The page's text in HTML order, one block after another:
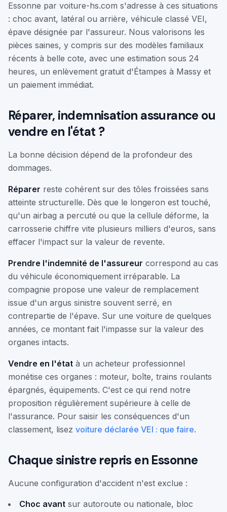
Essonne par voiture-hs.com s'adresse à ces situations
: choc avant, latéral ou arrière, véhicule classé VEI,
épave désignée par l'assureur. Nous valorisons les
pièces saines, y compris sur des modèles familiaux
récents à belle cote, avec une estimation sous 24
heures, un enlèvement gratuit d'Étampes à Massy et
un paiement immédiat.
Réparer, indemnisation assurance ou
vendre en l'état ?
La bonne décision dépend de la profondeur des
dommages.
Réparer reste cohérent sur des tôles froissées sans
atteinte structurelle. Dès que le longeron est touché,
qu'un airbag a percuté ou que la cellule déforme, la
carrosserie chiffre vite plusieurs milliers d'euros, sans
effacer l'impact sur la valeur de revente.
Prendre l'indemnité de l'assureur correspond au cas
du véhicule économiquement irréparable. La
compagnie propose une valeur de remplacement
issue d'un argus sinistre souvent serré, en
contrepartie de l'épave. Sur une voiture de quelques
années, ce montant fait l'impasse sur la valeur des
organes intacts.
Vendre en l'état à un acheteur professionnel
monétise ces organes : moteur, boîte, trains roulants
épargnés, équipements. C'est ce qui rend notre
proposition régulièrement supérieure à celle de
l'assurance. Pour saisir les conséquences d'un
classement, lisez voiture déclarée VEI : que faire.
Chaque sinistre repris en Essonne
Aucune configuration d'accident n'est exclue :
Choc avant sur autoroute ou nationale, bloc